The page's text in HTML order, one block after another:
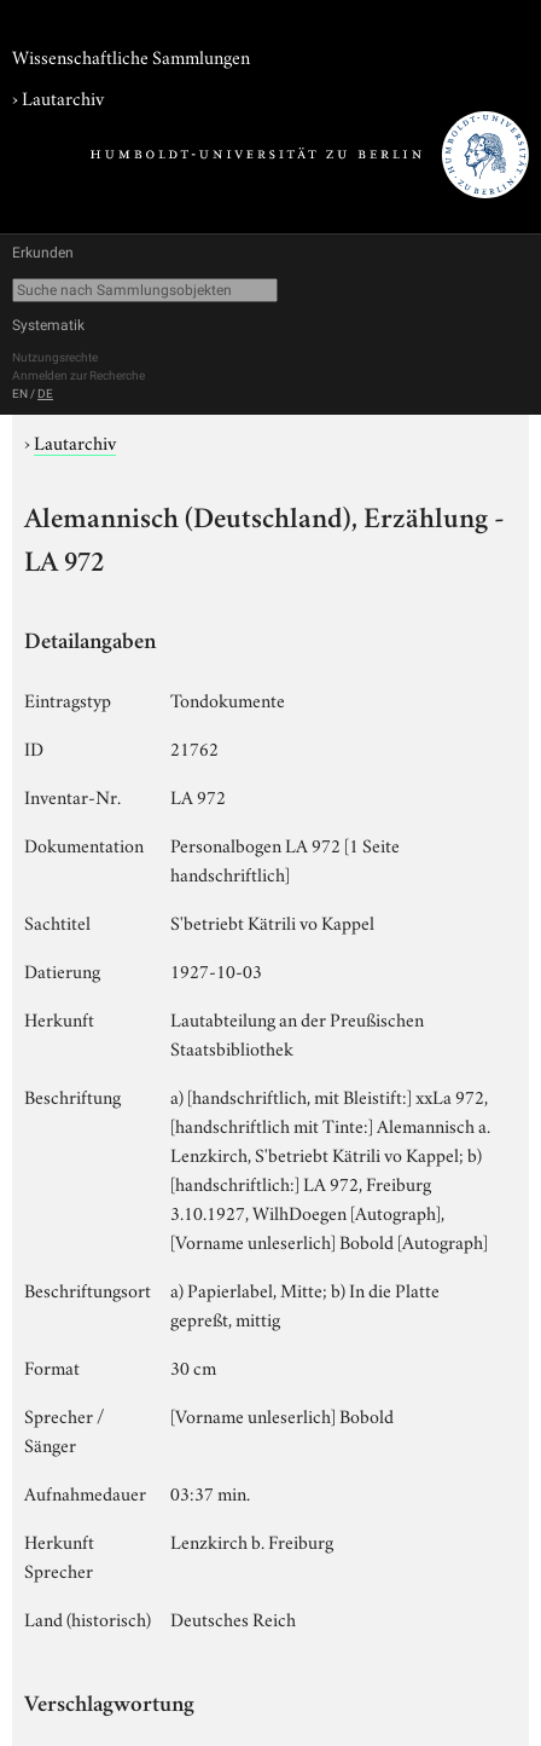
Wissenschaftliche Sammlungen
›Lautarchiv
Erkunden
Systematik
Nutzungsrechte
Anmelden zur Recherche
EN / DE
›Lautarchiv
Alemannisch (Deutschland), Erzählung -
LA 972
Detailangaben
Eintragstyp
Tondokumente
ID
21762
Inventar-Nr.
LA 972
Dokumentation
Personalbogen LA 972 [1 Seite
handschriftlich]
Sachtitel
S'betriebt Kätrili vo Kappel
Datierung
1927-10-03
Herkunft
Lautabteilung an der Preußischen
Staatsbibliothek
Beschriftung
a) [handschriftlich, mit Bleistift:] xxLa 972,
[handschriftlich mit Tinte:] Alemannisch a.
Lenzkirch, S'betriebt Kätrili vo Kappel; b)
[handschriftlich:] LA 972, Freiburg
3.10.1927, WilhDoegen [Autograph],
[Vorname unleserlich] Bobold [Autograph]
Beschriftungsort
a) Papierlabel, Mitte; b) In die Platte
gepreßt, mittig
Format
30 cm
Sprecher /
Sänger
[Vorname unleserlich] Bobold
Aufnahmedauer
03:37 min.
Herkunft
Sprecher
Lenzkirch b. Freiburg
Land (historisch) Deutsches Reich
Verschlagwortung